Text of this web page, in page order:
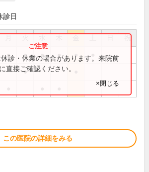
診日
祝
● ● ● ● ●
●
診・休業の場合があります。来院前
直接ご確認ください。
×閉じる
この医院の詳細をみる